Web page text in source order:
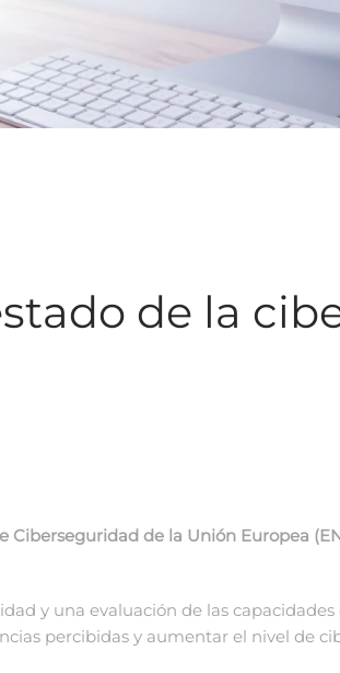
de la
de la Unión Europea
y una evaluación de las
percibidas y aumentar el nivel de